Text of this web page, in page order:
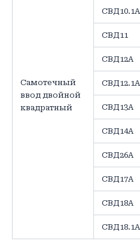
Самотечный
ввод двойной
квадратный
СВД10.1А
СВД11
СВД12А
СВД12.1А
СВД13А
СВД14А
СВД26А
СВД17А
СВД18А
СВД18.1А